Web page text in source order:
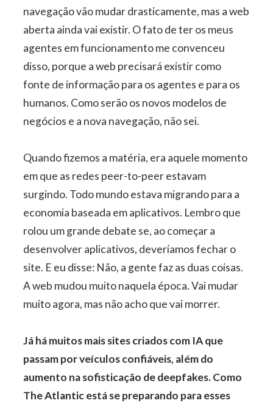
navegação vão mudar drasticamente, mas a web
aberta ainda vai existir. O fato de ter os meus
agentes em funcionamento me convenceu
disso, porque a web precisará existir como
fonte de informação para os agentes e para os
humanos. Como serão os novos modelos de
negócios e a nova navegação, não sei.
Quando fizemos a matéria, era aquele momento
em que as redes peer-to-peer estavam
surgindo. Todo mundo estava migrando para a
economia baseada em aplicativos. Lembro que
rolou um grande debate se, ao começar a
desenvolver aplicativos, deveríamos fechar o
site. E eu disse: Não, a gente faz as duas coisas.
A web mudou muito naquela época. Vai mudar
muito agora, mas não acho que vai morrer.
Já há muitos mais sites criados com IA que
passam por veículos confiáveis, além do
aumento na sofisticação de deepfakes. Como
The Atlantic está se preparando para esses